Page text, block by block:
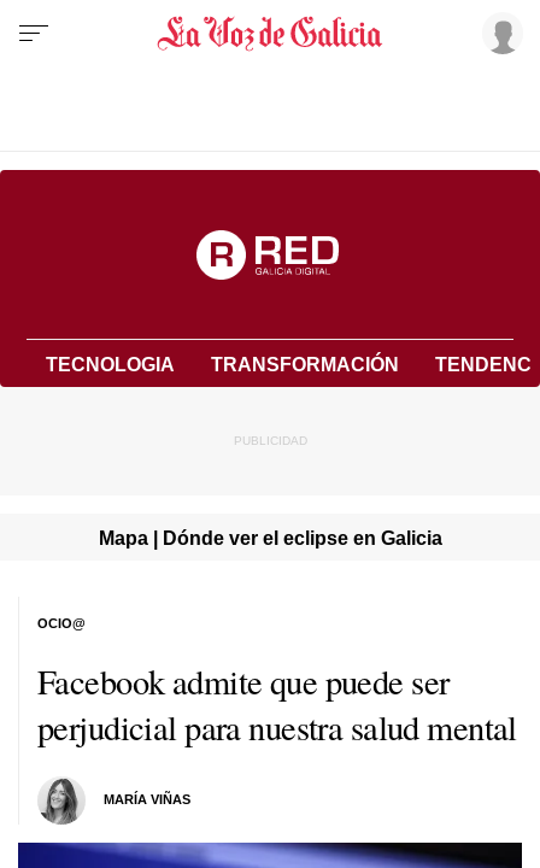
TECNOLOGIA TRANSFORMACIÓN
Mapa | Dónde ver el eclipse en Galicia
Facebook admite que puede ser
perjudicial para nuestra salud mental
MARÍA VIÑAS
OCIO@